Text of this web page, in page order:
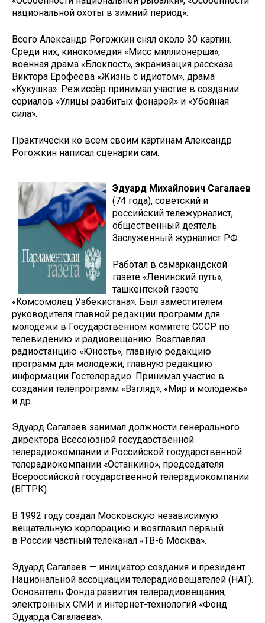
национальной охоты в зимний период».
Всего Александр Рогожкин снял около 30 картин.
Среди них, кинокомедия «Мисс миллионерша»,
военная драма «Блокпост», экранизация рассказа
Виктора Ерофеева «Жизнь с идиотом», драма
«Кукушка». Режиссёр принимал участие в создании
сериалов «Улицы разбитых фонарей» и «Убойная
сила».
Практически ко всем своим картинам Александр
Рогожкин написал сценарии сам.
Эдуард Михайлович Сагалаев
(74 года), советский и
российский тележурналист,
общественный деятель.
Заслуженный журналист РФ.
Работал в самаркандской
газете «Ленинский путь»,
ташкентской газете
«Комсомолец Узбекистана». Был заместителем
руководителя главной редакции программ для
молодежи в Государственном комитете СССР по
телевидению и радиовещанию. Возглавлял
радиостанцию «Юность», главную редакцию
программ для молодежи, главную редакцию
информации Гостелерадио. Принимал участие в
создании телепрограмм «Взгляд», «Мир и молодежь»
и др.
Эдуард Сагалаев занимал должности генерального
директора Всесоюзной государственной
телерадиокомпании и Российской государственной
телерадиокомпании «Останкино», председателя
Всероссийской государственной телерадиокомпании
(ВГТРК).
В 1992 году создал Московскую независимую
вещательную корпорацию и возглавил первый
в России частный телеканал «ТВ-6 Москва».
Эдуард Сагалаев — инициатор создания и президент
Национальной ассоциации телерадиовещателей (НАТ).
Основатель Фонда развития телерадиовещания,
электронных СМИ и интернет-технологий «Фонд
Эдуарда Сагалаева».